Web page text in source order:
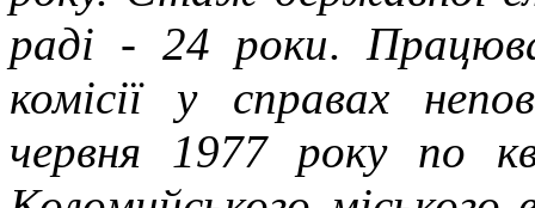
раді - 24 роки.
комісії у справах
червня 1977 року по